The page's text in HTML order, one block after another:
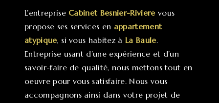
L’entreprise Cabinet Besnier-Riviere vous
propose ses services en appartement
atypique, si vous habitez à La Baule.
Entreprise usant d’une expérience et d’un
savoir-faire de qualité, nous mettons tout en
oeuvre pour vous satisfaire. Nous vous
accompagnons ainsi dans votre projet de